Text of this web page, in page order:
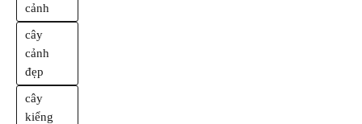
cảnh
cây
cảnh
đẹp
cây
kiểng